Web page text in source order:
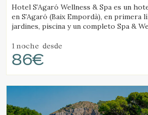
Hotel S’Agaró Wellness & Spa es un
en S’Agaró (Baix Empordà), en primera
jardines, piscina y un completo Spa &
1 noche desde
86€